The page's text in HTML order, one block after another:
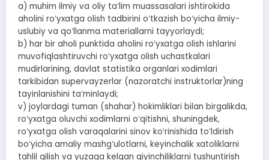
a) muhim ilmiy va oliy taʻlim muassasalari ishtirokida
aholini roʻyxatga olish tadbirini oʻtkazish boʻyicha ilmiy-
uslubiy va qoʻllanma materiallarni tayyorlaydi;
b) har bir aholi punktida aholini roʻyxatga olish ishlarini
muvofiqlashtiruvchi roʻyxatga olish uchastkalari
mudirlarining, davlat statistika organlari xodimlari
tarkibidan supervayzerlar (nazoratchi instruktorlar)ning
tayinlanishini taʻminlaydi;
v) joylardagi tuman (shahar) hokimliklari bilan birgalikda,
roʻyxatga oluvchi xodimlarni oʻqitishni, shuningdek,
roʻyxatga olish varaqalarini sinov koʻrinishida toʻldirish
boʻyicha amaliy mashgʻulotlarni, keyinchalik xatoliklarni
tahlil qilish va yuzaga kelgan qiyinchiliklarni tushuntirish